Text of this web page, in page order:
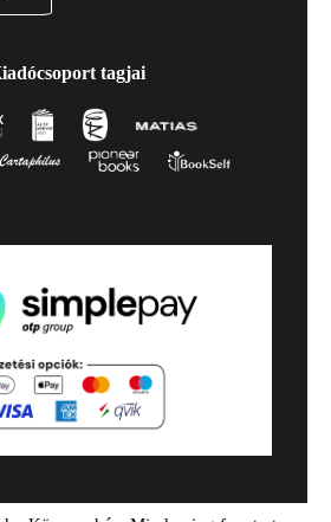
tagjai